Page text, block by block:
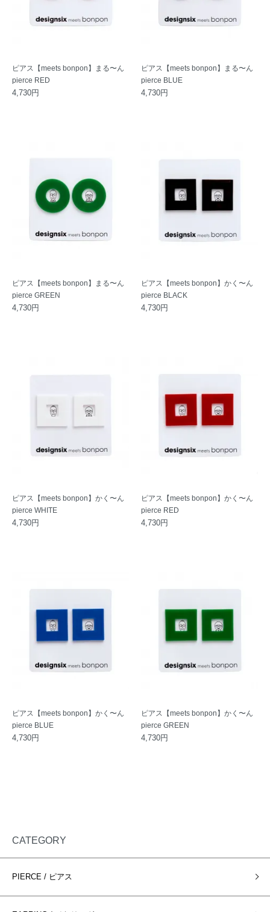
ピアス【meets bonpon】まる〜ん
pierce RED
4,730円
ピアス【meets bonpon】まる〜ん
pierce BLUE
4,730円
ピアス【meets bonpon】まる〜ん
pierce GREEN
4,730円
ピアス【meets bonpon】かく〜ん
pierce BLACK
4,730円
ピアス【meets bonpon】かく〜ん
pierce WHITE
4,730円
ピアス【meets bonpon】かく〜ん
pierce RED
4,730円
ピアス【meets bonpon】かく〜ん
pierce BLUE
4,730円
ピアス【meets bonpon】かく〜ん
pierce GREEN
4,730円
CATEGORY
PIERCE / ピアス